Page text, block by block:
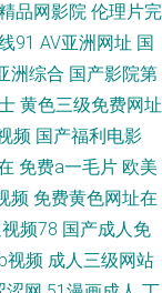
通话免费 国产人妖另
国产91白丝 91视频
男人网站 99就要操逼
品网影院 伦理片完
91 AV亚洲网址 国
洲综合 国产影院第
黄色三级免费网址
频 国产福利电影
免费a一毛片 欧美
频 免费黄色网址在
频78 国产成人免
视频 成人三级网站